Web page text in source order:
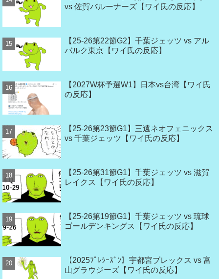
vs 佐賀バルーナーズ【ワイ氏の反応】
【25-26第22節G2】千葉ジェッツ vs アル
バルク東京【ワイ氏の反応】
【2027W杯予選W1】日本vs台湾【ワイ氏
の反応】
【25-26第23節G1】三遠ネオフェニックス
vs 千葉ジェッツ【ワイ氏の反応】
【25-26第31節G1】千葉ジェッツ vs 滋賀
レイクス【ワイ氏の反応】
【25-26第19節G1】千葉ジェッツ vs 琉球
ゴールデンキングス【ワイ氏の反応】
【2025ﾌﾟﾚｼｰｽﾞﾝ】宇都宮ブレックス vs 富
山グラウジーズ【ワイ氏の反応】